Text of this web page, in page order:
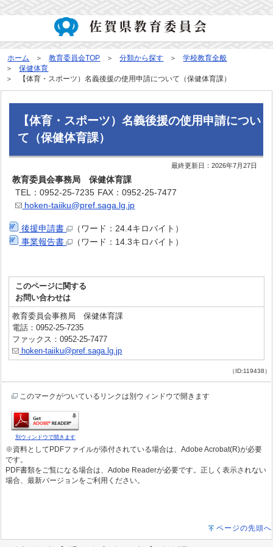
ホーム 教育委員会TOP 分類から探す
学校教育全般
保健体育
【体育・スポーツ）名義後援の使用申請について（保健体育課）
【体育・スポーツ）名義後援の使用申請につい
て（保健体育課）
最終更新日：2026年7月27日
教育委員会事務局 保健体育課
TEL：0952-25-7235 FAX：0952-25-7477
hoken-taiiku@pref.saga.lg.jp
後援申請書
（ワード：24.4キロバイト）
事業報告書
（ワード：14.3キロバイト）
このページに関する
お問い合わせは
教育委員会事務局 保健体育課
電話：0952-25-7235
ファックス：0952-25-7477
hoken-taiiku@pref.saga.lg.jp
（ID:119438）
このマークがついているリンクは別ウィンドウで開きます
別ウィンドウで開きます
※資料としてPDFファイルが添付されている場合は、Adobe Acrobat(R)が必要
です。
PDF書類をご覧になる場合は、Adobe Readerが必要です。正しく表示されない
場合、最新バージョンをご利用ください。
ページの先頭へ